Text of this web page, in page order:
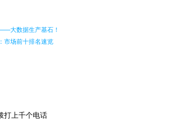
大数据生产基石！
市场前十排名速览
打上千个电话